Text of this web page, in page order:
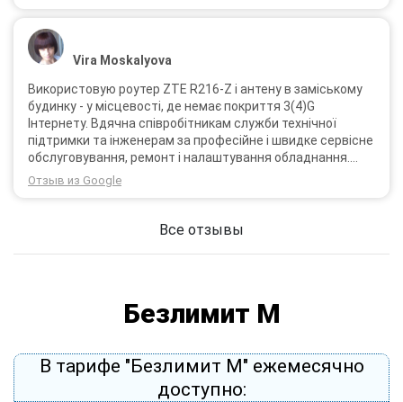
Vira Moskalyova
Використовую роутер ZTE R216-Z і антену в заміському
будинку - у місцевості, де немає покриття 3(4)G
Інтернету. Вдячна співробітникам служби технічної
підтримки та інженерам за професійне і швидке сервісне
обслуговування, ремонт і налаштування обладнання.
Через 3 роки після покупки я не шкодую про прийняте
тоді рішення придбати обладнання в компанії 3G star
Отзыв из Google
Все отзывы
Безлимит М
В тарифе "Безлимит М" ежемесячно
доступно: